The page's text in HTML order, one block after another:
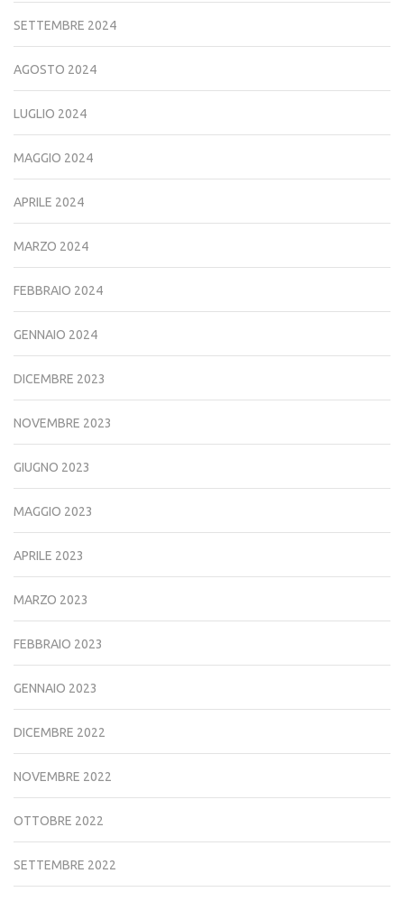
SETTEMBRE 2024
AGOSTO 2024
LUGLIO 2024
MAGGIO 2024
APRILE 2024
MARZO 2024
FEBBRAIO 2024
GENNAIO 2024
DICEMBRE 2023
NOVEMBRE 2023
GIUGNO 2023
MAGGIO 2023
APRILE 2023
MARZO 2023
FEBBRAIO 2023
GENNAIO 2023
DICEMBRE 2022
NOVEMBRE 2022
OTTOBRE 2022
SETTEMBRE 2022